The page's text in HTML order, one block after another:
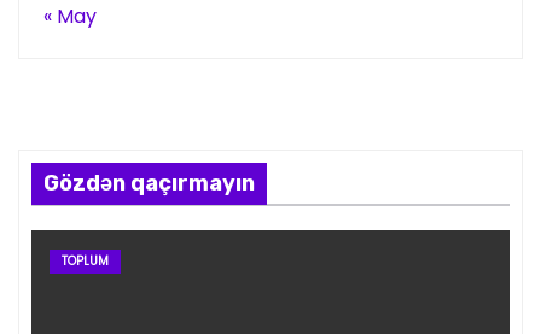
« May
Gözdən qaçırmayın
TOPLUM